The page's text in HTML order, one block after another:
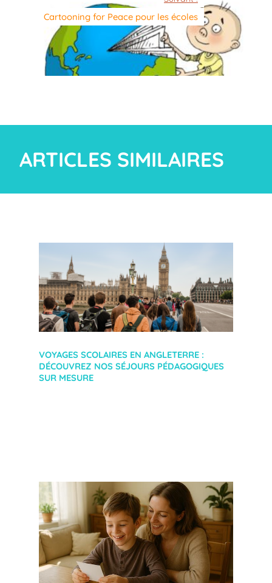
Cartooning for Peace pour les écoles
ARTICLES SIMILAIRES
VOYAGES SCOLAIRES EN ANGLETERRE :
DÉCOUVREZ NOS SÉJOURS PÉDAGOGIQUES
SUR MESURE